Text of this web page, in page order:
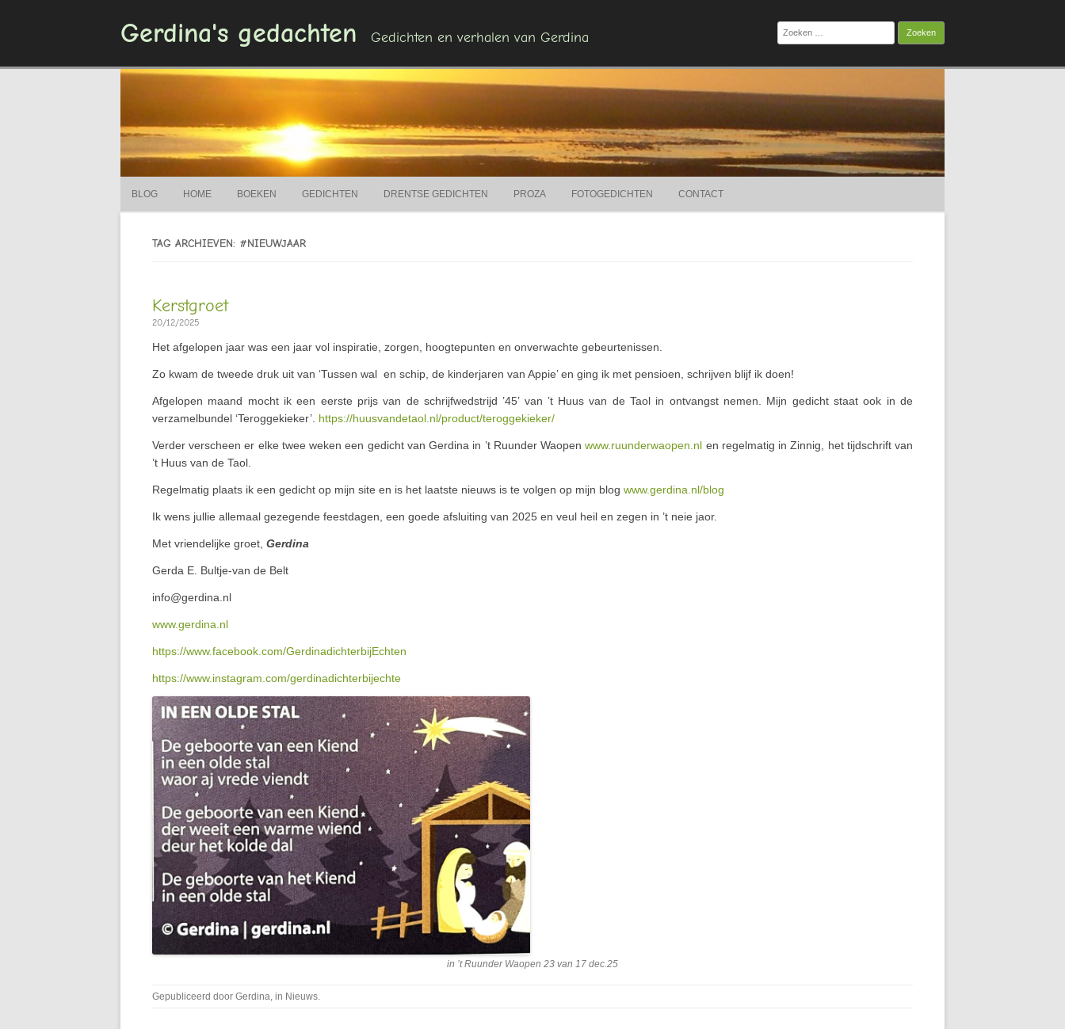
Gerdina's gedachten Gedichten en verhalen van Gerdina
Zoeken
naar:
BLOG HOME BOEKEN GEDICHTEN DRENTSE GEDICHTEN PROZA FOTOGEDICHTEN CONTACT
TAG ARCHIEVEN: #NIEUWJAAR
Kerstgroet
20/12/2025
Het afgelopen jaar was een jaar vol inspiratie, zorgen, hoogtepunten en onverwachte gebeurtenissen.
Zo kwam de tweede druk uit van ‘Tussen wal en schip, de kinderjaren van Appie’ en ging ik met pensioen, schrijven blijf ik doen!
Afgelopen maand mocht ik een eerste prijs van de schrijfwedstrijd ’45’ van ’t Huus van de Taol in ontvangst nemen. Mijn gedicht staat ook in de
verzamelbundel ‘Teroggekieker’. https://huusvandetaol.nl/product/teroggekieker/
Verder verscheen er elke twee weken een gedicht van Gerdina in ’t Ruunder Waopenwww.ruunderwaopen.nl en regelmatig in Zinnig, het tijdschrift van
’t Huus van de Taol.
Regelmatig plaats ik een gedicht op mijn site en is het laatste nieuws is te volgen op mijn blog www.gerdina.nl/blog
Ik wens jullie allemaal gezegende feestdagen, een goede afsluiting van 2025 en veul heil en zegen in ’t neie jaor.
Met vriendelijke groet, Gerdina
Gerda E. Bultje-van de Belt
info@gerdina.nl
www.gerdina.nl
https://www.facebook.com/GerdinadichterbijEchten
https://www.instagram.com/gerdinadichterbijechte
in ’t Ruunder Waopen 23 van 17 dec.25
Gepubliceerd door Gerdina, in Nieuws.